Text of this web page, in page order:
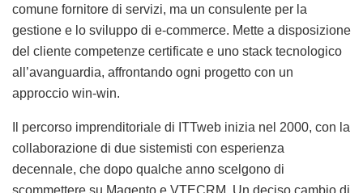
comune fornitore di servizi, ma un consulente per la
gestione e lo sviluppo di e-commerce. Mette a disposizione
del cliente competenze certificate e uno stack tecnologico
all’avanguardia, affrontando ogni progetto con un
approccio win-win.
Il percorso imprenditoriale di ITTweb inizia nel 2000, con la
collaborazione di due sistemisti con esperienza
decennale, che dopo qualche anno scelgono di